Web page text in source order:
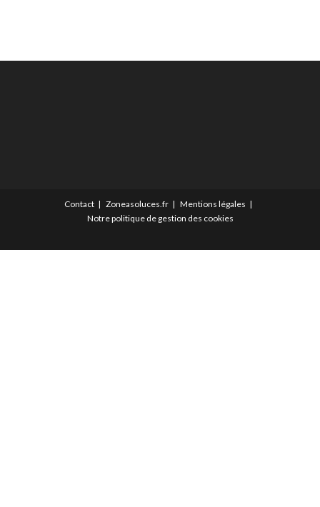
Contact Zoneasoluces.fr
Mentions légales
Notre politique de gestion des cookies